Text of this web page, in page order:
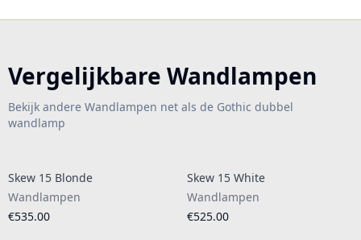
Vergelijkbare Wandlampen
Bekijk andere Wandlampen net als de Gothic dubbel
wandlamp
Skew 15 Blonde
Wandlampen
€535.00
Skew 15 White
Wandlampen
€525.00